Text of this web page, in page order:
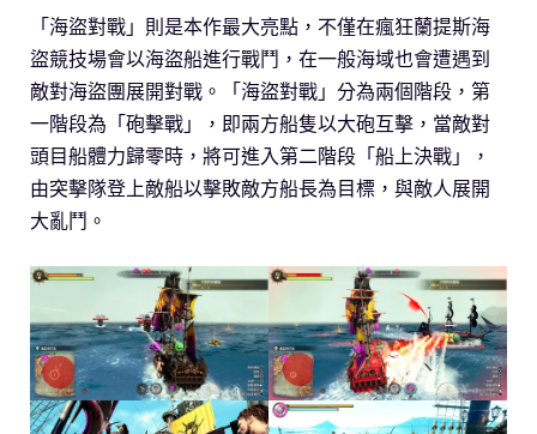
「海盜對戰」則是本作最大亮點，不僅在瘋狂蘭提斯海
盜競技場會以海盜船進行戰鬥，在一般海域也會遭遇到
敵對海盜團展開對戰。「海盜對戰」分為兩個階段，第
一階段為「砲擊戰」，即兩方船隻以大砲互擊，當敵對
頭目船體力歸零時，將可進入第二階段「船上決戰」，
由突擊隊登上敵船以擊敗敵方船長為目標，與敵人展開
大亂鬥。